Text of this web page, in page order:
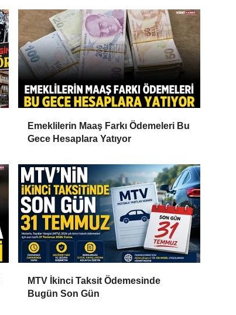
Emeklilerin Maaş Farkı Ödemeleri Bu
Gece Hesaplara Yatıyor
MTV İkinci Taksit Ödemesinde
Bugün Son Gün